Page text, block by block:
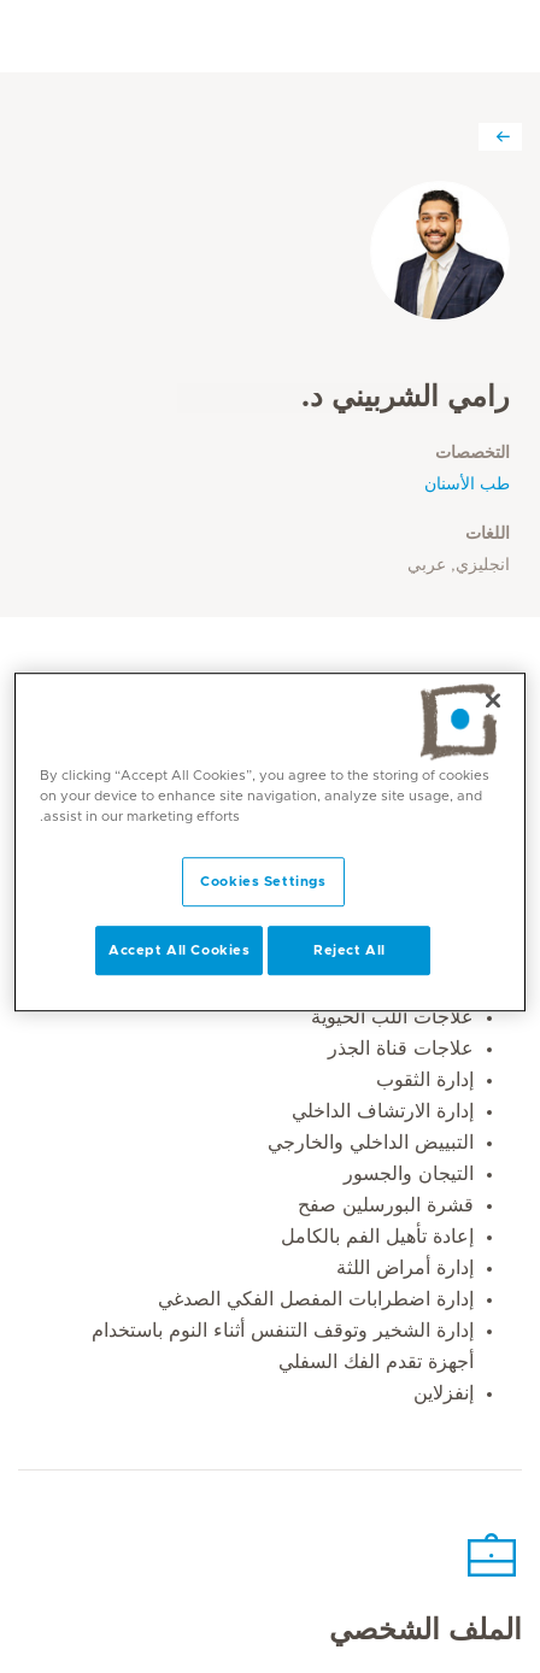
رامي الشربيني د.
التخصصات
طب الأسنان
اللغات
انجليزي, عربي
المهارات الأساسية
علاجات اللب الحيوية
علاجات قناة الجذر
إدارة الثقوب
إدارة الارتشاف الداخلي
التبييض الداخلي والخارجي
التيجان والجسور
قشرة البورسلين صفح
إعادة تأهيل الفم بالكامل
إدارة أمراض اللثة
إدارة اضطرابات المفصل الفكي الصدغي
إدارة الشخير وتوقف التنفس أثناء النوم باستخدام
أجهزة تقدم الفك السفلي
إنفزلاين
الملف الشخصي
By clicking “Accept All Cookies”, you agree to the storing of cookies
on your device to enhance site navigation, analyze site usage, and
assist in our marketing efforts.
Cookies Settings
Reject All
Accept All Cookies